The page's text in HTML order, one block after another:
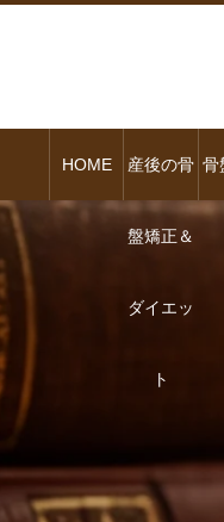
HOME 産後の骨
盤矯正＆
ダイエッ
ト
骨